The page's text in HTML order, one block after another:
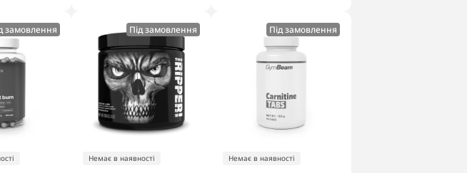
замовлення Під замовлення
Немає в наявності
Під замовлення
Немає в наявності